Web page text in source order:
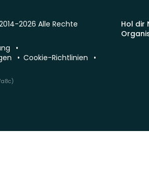
Hol dir
2026 Alle Rechte
Cookie-Richtlinien